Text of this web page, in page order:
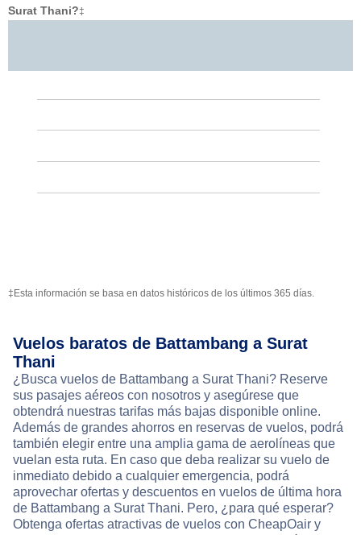
Surat Thani?‡
‡Esta información se basa en datos históricos de los últimos 365 días.
Vuelos baratos de Battambang a Surat
Thani
¿Busca vuelos de Battambang a Surat Thani? Reserve
sus pasajes aéreos con nosotros y asegúrese que
obtendrá nuestras tarifas más bajas disponible online.
Además de grandes ahorros en reservas de vuelos, podrá
también elegir entre una amplia gama de aerolíneas que
vuelan esta ruta. En caso que deba realizar su vuelo de
inmediato debido a cualquier emergencia, podrá
aprovechar ofertas y descuentos en vuelos de última hora
de Battambang a Surat Thani. Pero, ¿para qué esperar?
Obtenga ofertas atractivas de vuelos con CheapOair y